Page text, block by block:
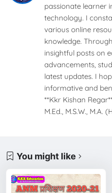
passionate learner
technology. I
various online
knowledge.
insightful posts on
advancements,
latest updates. I
informative and
**Kkr Kishan
M.Ed., M.S.W., M.A.
You might like